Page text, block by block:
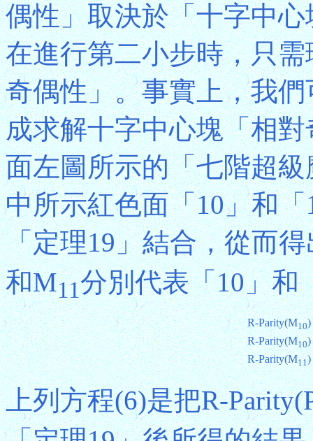
偶性」取決於「十字中
在進行第二小步時，只
奇偶性」。事實上，我
成求解十字中心塊「相
面左圖所示的「七階超
中所示紅色面「10」和
「定理19」結合，從而
和M11分別代表「10」和
R-Parity(M10)
R-Parity(M10)
R-Parity(M11)
上列方程(6)是把R-